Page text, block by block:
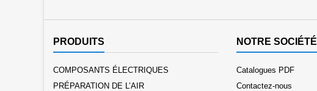
PRODUITS
COMPOSANTS ÉLECTRIQUES
PRÉPARATION DE L’AIR
NOTRE SOCIÉTÉ
Catalogues PDF
Contactez-nous